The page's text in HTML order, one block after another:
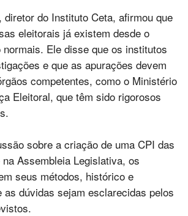
, diretor do Instituto Ceta, afirmou que
eleitorais já existem desde o
Ele disse que os institutos
e que as apurações devem
competentes, como o Ministério
Eleitoral, que têm sido rigorosos
sobre a criação de uma CPI das
Assembleia Legislativa, os
seus métodos, histórico e
as dúvidas sejam esclarecidas pelos